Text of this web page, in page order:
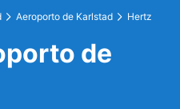
Aeroporto de Karlstad Hertz
de